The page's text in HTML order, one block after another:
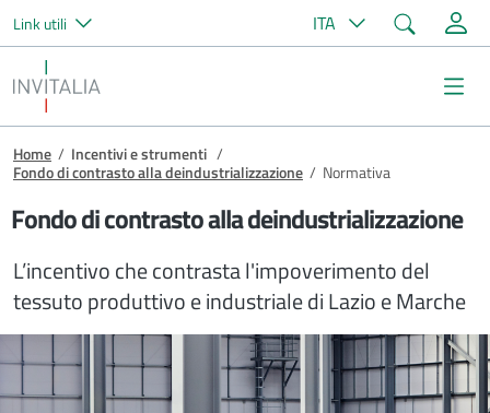
Salta al contenuto principale
Link utili ITA Cerca
Invitalia
Briciole di pane
Home / Incentivi e strumenti /
Fondo di contrasto alla deindustrializzazione / Normativa
Fondo di contrasto alla deindustrializzazione
L’incentivo che contrasta l'impoverimento del
tessuto produttivo e industriale di Lazio e Marche